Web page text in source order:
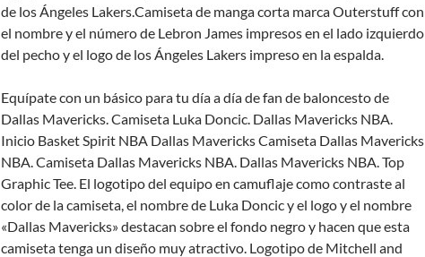
de los Ángeles Lakers.Camiseta de manga corta marca Outerstuff con
el nombre y el número de Lebron James impresos en el lado izquierdo
del pecho y el logo de los Ángeles Lakers impreso en la espalda.
Equípate con un básico para tu día a día de fan de baloncesto de
Dallas Mavericks. Camiseta Luka Doncic. Dallas Mavericks NBA.
Inicio Basket Spirit NBA Dallas Mavericks Camiseta Dallas Mavericks
NBA. Camiseta Dallas Mavericks NBA. Dallas Mavericks NBA. Top
Graphic Tee. El logotipo del equipo en camuflaje como contraste al
color de la camiseta, el nombre de Luka Doncic y el logo y el nombre
«Dallas Mavericks» destacan sobre el fondo negro y hacen que esta
camiseta tenga un diseño muy atractivo. Logotipo de Mitchell and